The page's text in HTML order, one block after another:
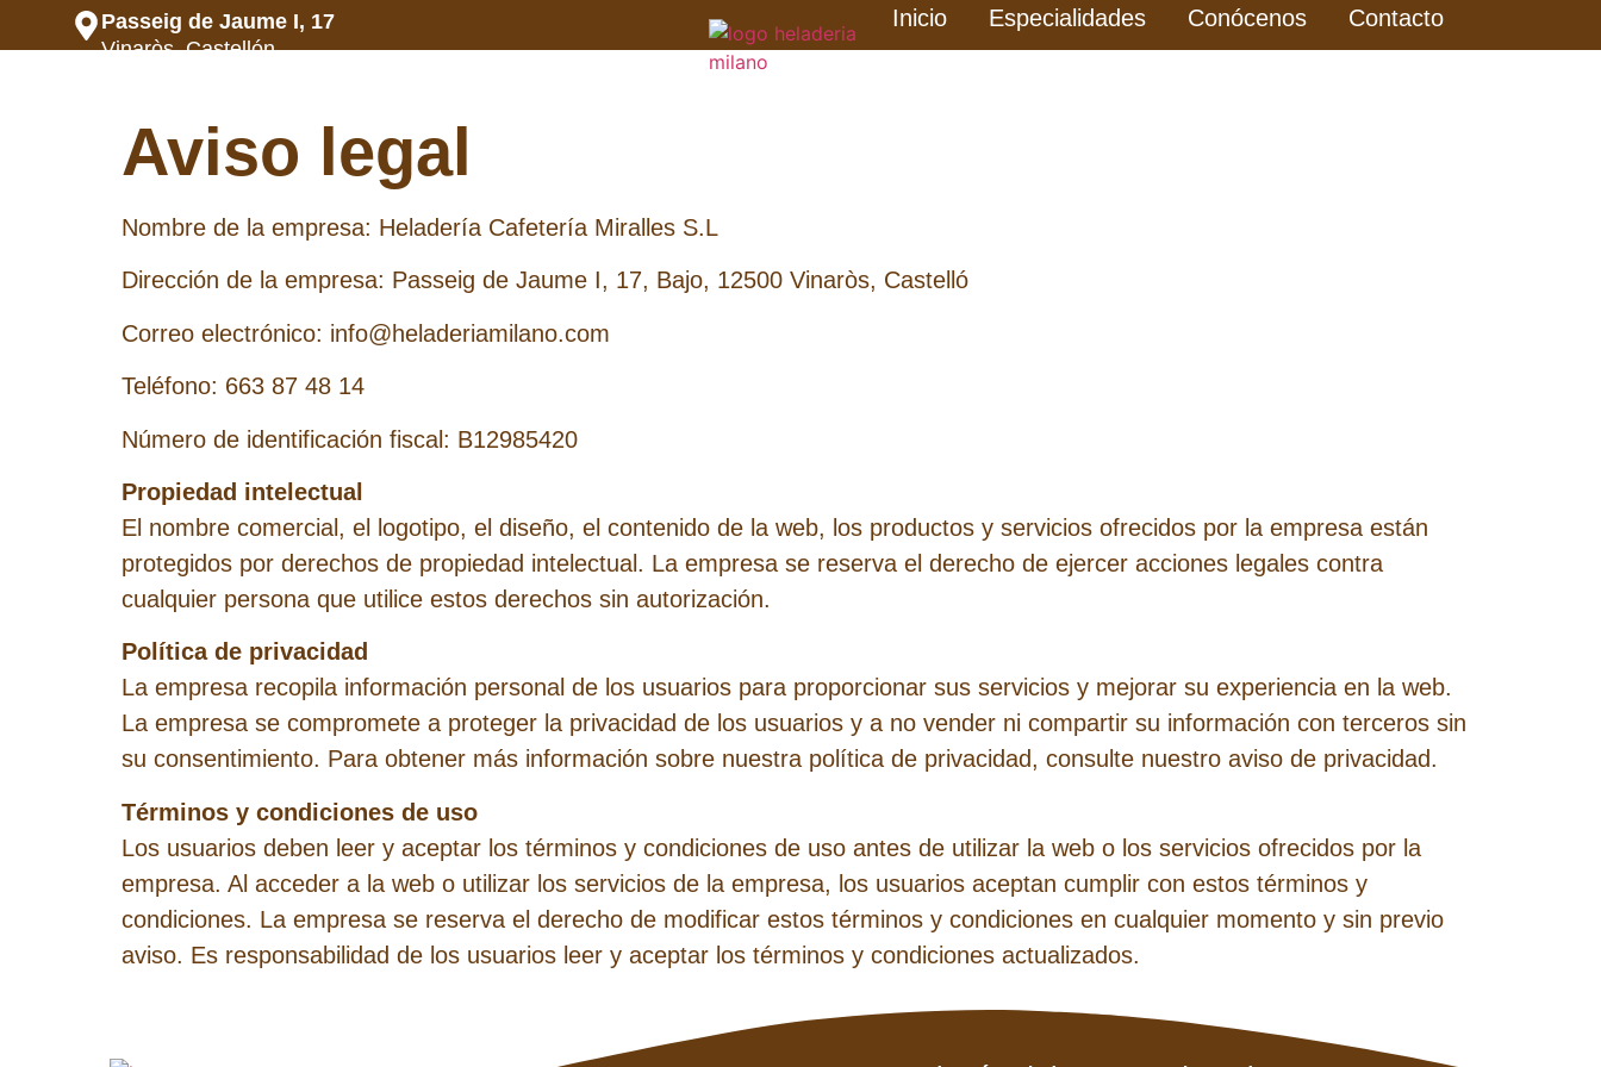
Passeig de Jaume I, 17
Vinaròs, Castellón
Inicio Especialidades Conócenos Contacto
Aviso legal
Nombre de la empresa: Heladería Cafetería Miralles S.L
Dirección de la empresa: Passeig de Jaume I, 17, Bajo, 12500 Vinaròs, Castelló
Correo electrónico: info@heladeriamilano.com
Teléfono: 663 87 48 14
Número de identificación fiscal: B12985420
Propiedad intelectual
El nombre comercial, el logotipo, el diseño, el contenido de la web, los productos y servicios ofrecidos por la empresa están
protegidos por derechos de propiedad intelectual. La empresa se reserva el derecho de ejercer acciones legales contra
cualquier persona que utilice estos derechos sin autorización.
Política de privacidad
La empresa recopila información personal de los usuarios para proporcionar sus servicios y mejorar su experiencia en la web.
La empresa se compromete a proteger la privacidad de los usuarios y a no vender ni compartir su información con terceros sin
su consentimiento. Para obtener más información sobre nuestra política de privacidad, consulte nuestro aviso de privacidad.
Términos y condiciones de uso
Los usuarios deben leer y aceptar los términos y condiciones de uso antes de utilizar la web o los servicios ofrecidos por la
empresa. Al acceder a la web o utilizar los servicios de la empresa, los usuarios aceptan cumplir con estos términos y
condiciones. La empresa se reserva el derecho de modificar estos términos y condiciones en cualquier momento y sin previo
aviso. Es responsabilidad de los usuarios leer y aceptar los términos y condiciones actualizados.